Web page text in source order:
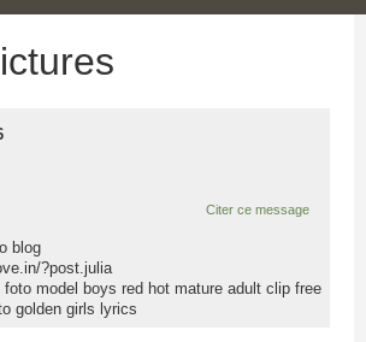
Citer ce message
blog
?post.julia
model boys red hot mature adult clip free
golden girls lyrics